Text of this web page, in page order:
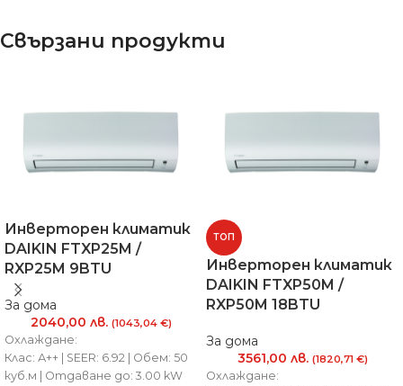
Свързани продукти
Инверторен климатик
DAIKIN FTXP25M /
RXP25M 9BTU
За дома
2040,00 лв. (1043,04 €)
Охлаждане:
Клас: А++ | SEER: 6.92 | Обем: 50
куб.м | Отдаване до: 3.00 kW
ТОП
Инверторен климатик
DAIKIN FTXP50M /
RXP50M 18BTU
За дома
3561,00 лв. (1820,71 €)
Охлаждане: